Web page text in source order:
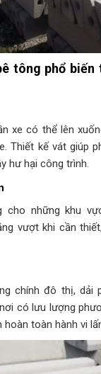
tông phổ
xe có thể lên
Thiết kế vát giúp
hư hại công trình.
cho những khu
vượt khi cần
chính đô thị, dải
có lưu lượng
toàn hành vi